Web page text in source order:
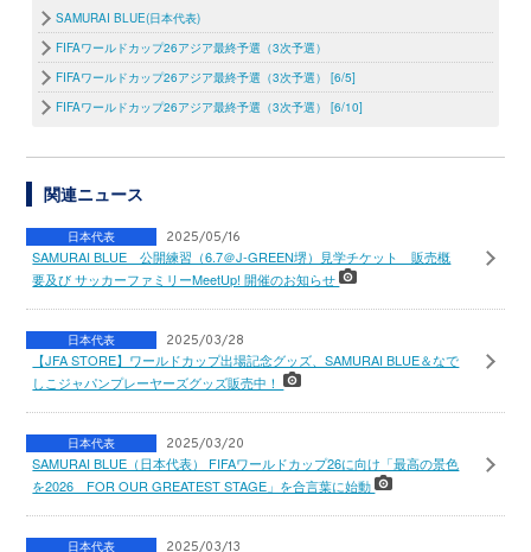
SAMURAI BLUE(日本代表)
FIFAワールドカップ26アジア最終予選（3次予選）
FIFAワールドカップ26アジア最終予選（3次予選） [6/5]
FIFAワールドカップ26アジア最終予選（3次予選） [6/10]
関連ニュース
日本代表 2025/05/16
SAMURAI BLUE 公開練習（6.7＠J-GREEN堺）見学チケット 販売概
要及び サッカーファミリーMeetUp! 開催のお知らせ
日本代表 2025/03/28
【JFA STORE】ワールドカップ出場記念グッズ、SAMURAI BLUE＆なで
しこジャパンプレーヤーズグッズ販売中！
日本代表 2025/03/20
SAMURAI BLUE（日本代表） FIFAワールドカップ26に向け「最高の景色
を2026 FOR OUR GREATEST STAGE」を合言葉に始動
日本代表 2025/03/13